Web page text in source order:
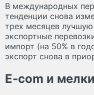
В международных
тенденции снова
трех месяцев
экспортные
импорт (на 50% в
экспорт снова в
E-com и